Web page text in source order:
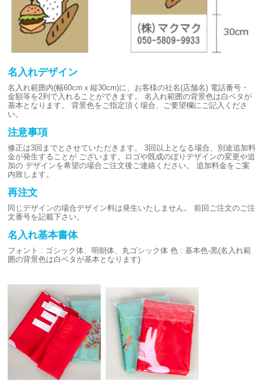
名入れデザイン
名入れ範囲内(幅60cmｘ縦30cm)に、お客様の社名(店舗名) 電話番号・
金額等を2列で入れることができます。
名入れ範囲の背景色は白ベタが
基本となります。
背景色をご指定頂く場合、ご要望欄にご記入くださ
い。
注意事項
修正は3回までとさせていただきます。
3回以上となる場合、別途追加料
金が発生することが ございます。ロゴや既成のぼりデザインの変更や追
加の デザインを希望の場合ご注文後ご連絡ください。
追加料金をご案
内致します。
再注文
同じデザインの場合デザイン料は発生いたしません。
前回ご注文のご注
文番号を記載下さい。
名入れ基本書体
フォント : ゴシック体、明朝体、丸ゴシック体 色 : 基本色-黒(名入れ範
囲の背景色は白ベタが基本となります)